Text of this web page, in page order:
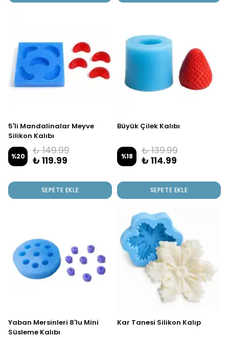
5'li Mandalinalar Meyve
Silikon Kalıbı
%20
₺ 149.99
₺ 119.99
SEPETE EKLE
Büyük Çilek Kalıbı
%18
₺ 139.99
₺ 114.99
SEPETE EKLE
Yaban Mersinleri 8'lu Mini
Süsleme Kalıbı
Kar Tanesi Silikon Kalıp